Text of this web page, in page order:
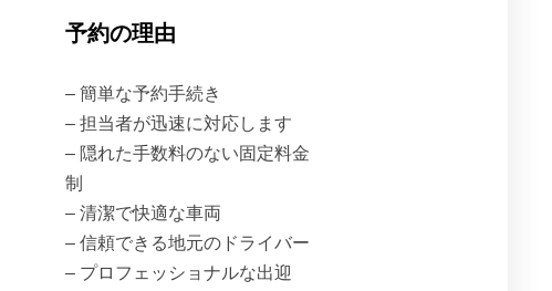
予約の理由
– 簡単な予約手続き
– 担当者が迅速に対応します
– 隠れた手数料のない固定料金
制
– 清潔で快適な車両
– 信頼できる地元のドライバー
– プロフェッショナルな出迎